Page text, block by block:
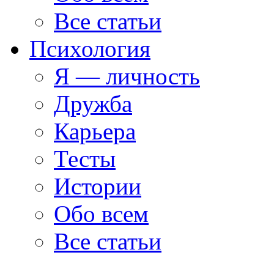
Все статьи
Психология
Я — личность
Дружба
Карьера
Тесты
Истории
Обо всем
Все статьи